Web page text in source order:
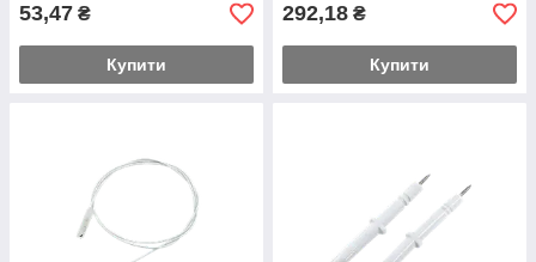
53,47 ₴
Купити
292,18 ₴
Купити